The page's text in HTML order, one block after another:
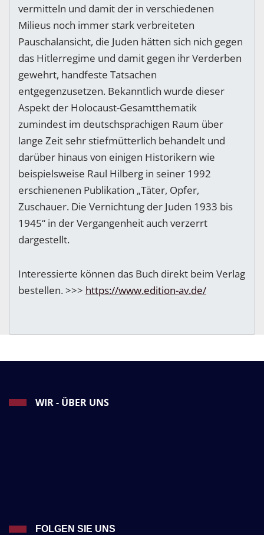
vermitteln und damit der in verschiedenen
Milieus noch immer stark verbreiteten
Pauschalansicht, die Juden hätten sich nich gegen
das Hitlerregime und damit gegen ihr Verderben
gewehrt, handfeste Tatsachen
entgegenzusetzen. Bekanntlich wurde dieser
Aspekt der Holocaust-Gesamtthematik
zumindest im deutschsprachigen Raum über
lange Zeit sehr stiefmütterlich behandelt und
darüber hinaus von einigen Historikern wie
beispielsweise Raul Hilberg in seiner 1992
erschienenen Publikation „Täter, Opfer,
Zuschauer. Die Vernichtung der Juden 1933 bis
1945“ in der Vergangenheit auch verzerrt
dargestellt.
Interessierte können das Buch direkt beim Verlag
bestellen. >>> https://www.edition-av.de/
WIR - ÜBER UNS
FOLGEN SIE UNS